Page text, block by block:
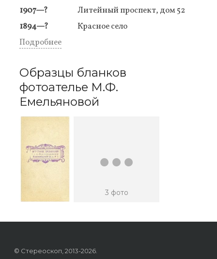
1907—?
Литейный проспект, дом 52
1894—?
Красное село
Подробнее
Образцы бланков
фотоателье М.Ф.
Емельяновой
...
3 фото
© Стереоскоп, 2013-2026.